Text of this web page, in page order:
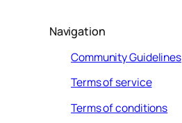
Navigation
Community Guidelines
Terms of service
Terms of conditions